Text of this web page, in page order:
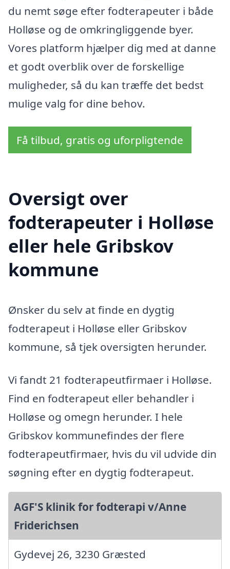
du nemt søge efter fodterapeuter i både
Holløse og de omkringliggende byer.
Vores platform hjælper dig med at danne
et godt overblik over de forskellige
muligheder, så du kan træffe det bedst
mulige valg for dine behov.
Få tilbud, gratis og uforpligtende
Oversigt over
fodterapeuter i Holløse
eller hele Gribskov
kommune
Ønsker du selv at finde en dygtig
fodterapeut i Holløse eller Gribskov
kommune, så tjek oversigten herunder.
Vi fandt 21 fodterapeutfirmaer i Holløse.
Find en fodterapeut eller behandler i
Holløse og omegn herunder. I hele
Gribskov kommunefindes der flere
fodterapeutfirmaer, hvis du vil udvide din
søgning efter en dygtig fodterapeut.
AGF'S klinik for fodterapi v/Anne
Friderichsen
Gydevej 26, 3230 Græsted